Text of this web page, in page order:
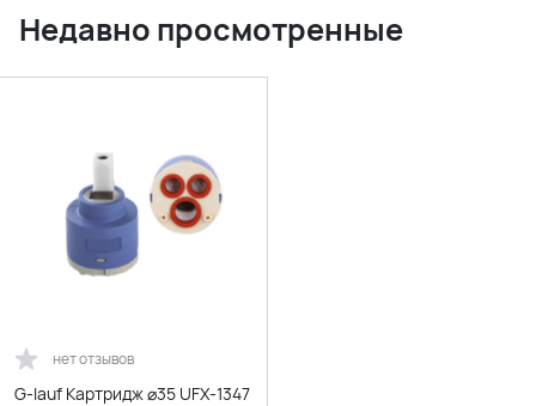
Недавно просмотренные
нет отзывов
G-lauf Картридж ⌀35 UFX-1347